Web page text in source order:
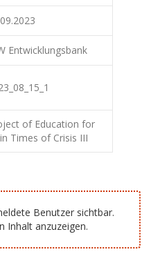
Entwicklungsbank
of Education for
Times of Crisis III
Benutzer sichtbar.
Inhalt anzuzeigen.